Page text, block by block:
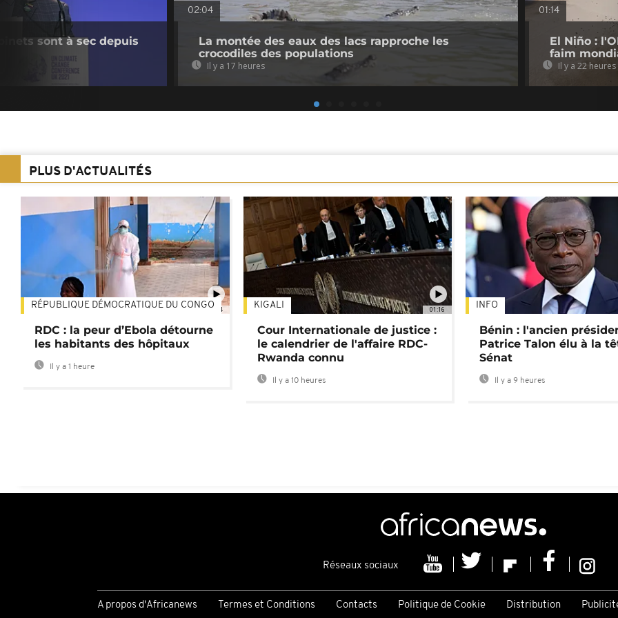
sont à sec depuis
02:04
La montée des eaux des lacs rapproche les
crocodiles des populations
Il y a 17 heures
01:14
El Niño :
faim
Il y a 22 heures
PLUS D'ACTUALITÉS
01:34
RÉPUBLIQUE DÉMOCRATIQUE DU CONGO
RDC : la peur d’Ebola détourne
les habitants des hôpitaux
Il y a 1 heure
01:16
KIGALI
Cour Internationale de justice :
le calendrier de l'affaire RDC-
Rwanda connu
Il y a 10 heures
INFO
Bénin : l'ancien
Patrice Talon élu à la
Sénat
Il y a 9 heures
Réseaux sociaux
A propos d'Africanews Termes et Conditions Contacts Politique de Cookie Distribution